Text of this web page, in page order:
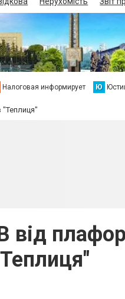
Налоговая информирует Ю
"Теплиця"
від